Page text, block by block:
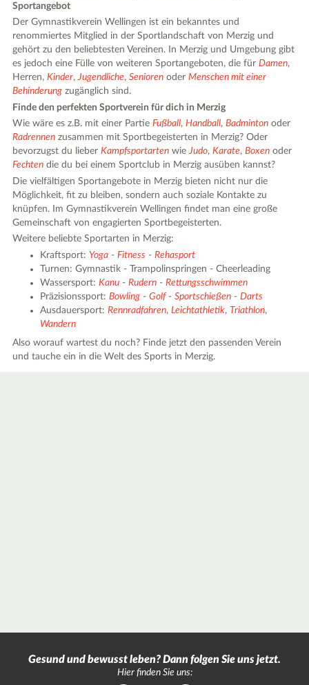
Sportangebot
Der Gymnastikverein Wellingen ist ein bekanntes und
renommiertes Mitglied in der Sportlandschaft von Merzig und
gehört zu den beliebtesten Vereinen. In Merzig und Umgebung gibt
es jedoch eine Fülle von weiteren Sportangeboten, die fürDamen,
Herren,Kinder,Jugendliche,Senioren oderMenschen mit einer
Behinderung zugänglich sind.
Finde den perfekten Sportverein für dich in Merzig
Wie wäre es z.B. mit einer PartieFußball,Handball,Badminton oder
Radrennen zusammen mit Sportbegeisterten in Merzig? Oder
bevorzugst du lieberKampfsportarten wieJudo,Karate,Boxen oder
Fechten die du bei einem Sportclub in Merzig ausüben kannst?
Die vielfältigen Sportangebote in Merzig bieten nicht nur die
Möglichkeit, fit zu bleiben, sondern auch soziale Kontakte zu
knüpfen. Im Gymnastikverein Wellingen findet man eine große
Gemeinschaft von engagierten Sportbegeisterten.
Weitere beliebte Sportarten in Merzig:
Kraftsport: Yoga -Fitness -Rehasport
Turnen: Gymnastik - Trampolinspringen - Cheerleading
Wassersport:Kanu -Rudern -Rettungsschwimmen
Präzisionssport:Bowling -Golf-Sportschießen -Darts
Ausdauersport:Rennradfahren,Leichtathletik,Triathlon,
Wandern
Also worauf wartest du noch? Finde jetzt den passenden Verein
und tauche ein in die Welt des Sports in Merzig.
Gesund und bewusst leben? Dann folgen Sie uns jetzt.
Hier finden Sie uns: